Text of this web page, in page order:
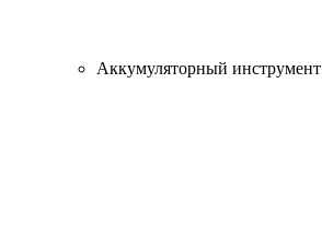
Аккумуляторный инструмент